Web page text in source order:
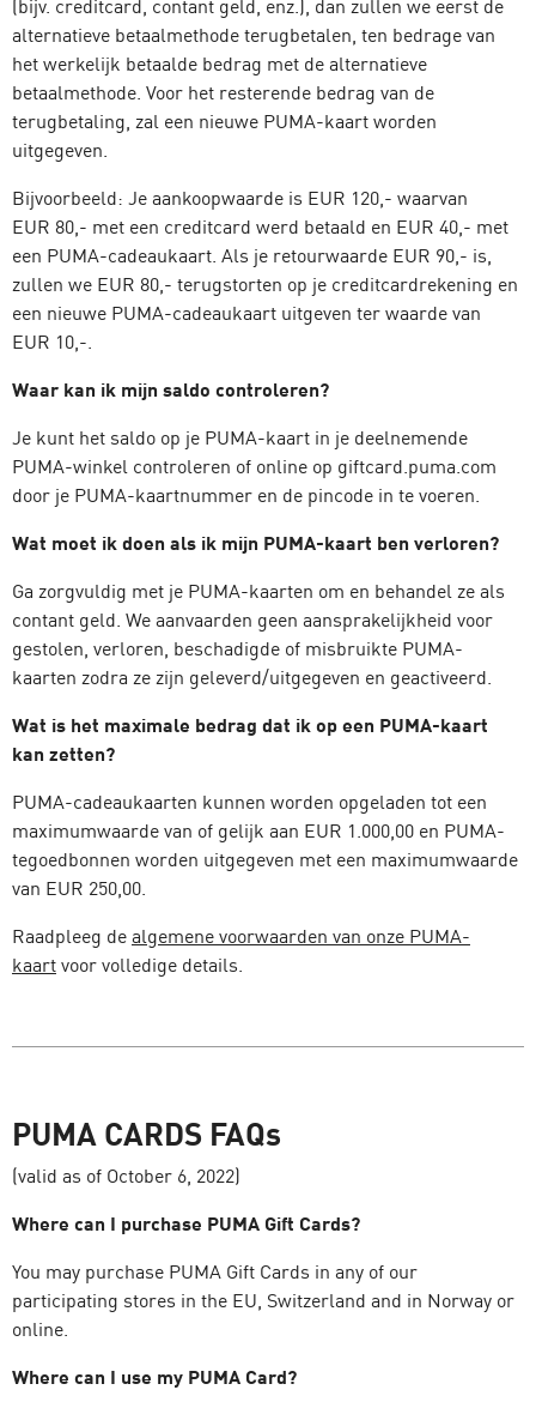
(bijv. creditcard, contant geld, enz.), dan zullen we eerst de
alternatieve betaalmethode terugbetalen, ten bedrage van
het werkelijk betaalde bedrag met de alternatieve
betaalmethode. Voor het resterende bedrag van de
terugbetaling, zal een nieuwe PUMA-kaart worden
uitgegeven.
Bijvoorbeeld: Je aankoopwaarde is EUR 120,- waarvan
EUR 80,- met een creditcard werd betaald en EUR 40,- met
een PUMA-cadeaukaart. Als je retourwaarde EUR 90,- is,
zullen we EUR 80,- terugstorten op je creditcardrekening en
een nieuwe PUMA-cadeaukaart uitgeven ter waarde van
EUR 10,-.
Waar kan ik mijn saldo controleren?
Je kunt het saldo op je PUMA-kaart in je deelnemende
PUMA-winkel controleren of online op giftcard.puma.com
door je PUMA-kaartnummer en de pincode in te voeren.
Wat moet ik doen als ik mijn PUMA-kaart ben verloren?
Ga zorgvuldig met je PUMA-kaarten om en behandel ze als
contant geld. We aanvaarden geen aansprakelijkheid voor
gestolen, verloren, beschadigde of misbruikte PUMA-
kaarten zodra ze zijn geleverd/uitgegeven en geactiveerd.
Wat is het maximale bedrag dat ik op een PUMA-kaart
kan zetten?
PUMA-cadeaukaarten kunnen worden opgeladen tot een
maximumwaarde van of gelijk aan EUR 1.000,00 en PUMA-
tegoedbonnen worden uitgegeven met een maximumwaarde
van EUR 250,00.
Raadpleeg de algemene voorwaarden van onze PUMA-
kaart voor volledige details.
PUMA CARDS FAQs
(valid as of October 6, 2022)
Where can I purchase PUMA Gift Cards?
You may purchase PUMA Gift Cards in any of our
participating stores in the EU, Switzerland and in Norway or
online.
Where can I use my PUMA Card?